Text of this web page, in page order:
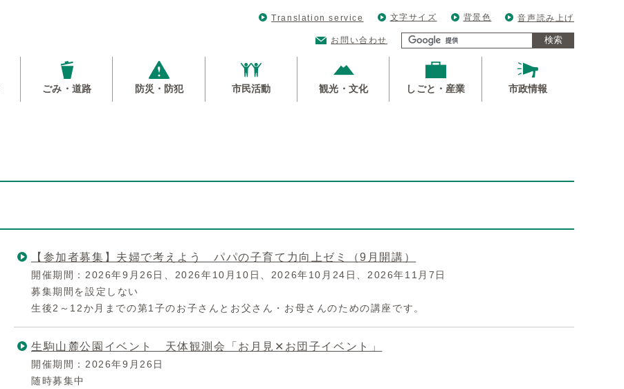
Translation service 文字サイズ 背景色 音声読み上げ
お問い合わせ 検索
ごみ・道路 防災・防犯 市民活動 観光・文化 しごと・産業 市政情報
【参加者募集】夫婦で考えよう パパの子育て力向上ゼミ（9月開講）
開催期間：2026年9月26日、2026年10月10日、2026年10月24日、2026年11月7日
募集期間を設定しない
生後2～12か月までの第1子のお子さんとお父さん・お母さんのための講座です。
生駒山麓公園イベント 天体観測会「お月見✕お団子イベント」
開催期間：2026年9月26日
随時募集中